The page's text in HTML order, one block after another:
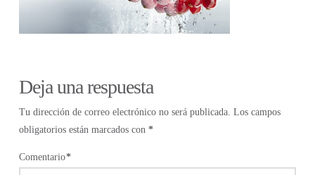
Deja una respuesta
Tu dirección de correo electrónico no será publicada. Los campos
obligatorios están marcados con *
Comentario*